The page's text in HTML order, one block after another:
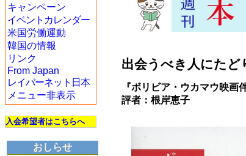
キャンペーン
イベントカレンダー
米国労働運動
韓国の情報
リンク
From Japan
レイバーネット日本
メニュー非表示
入会希望者はこちらへ
おしらせ
出会うべき人にたど
『ボリビア・ウカマウ映
評者：根岸恵子